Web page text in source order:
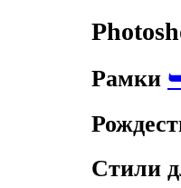
Рамки
Стили